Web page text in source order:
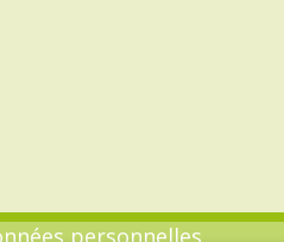
personnelles